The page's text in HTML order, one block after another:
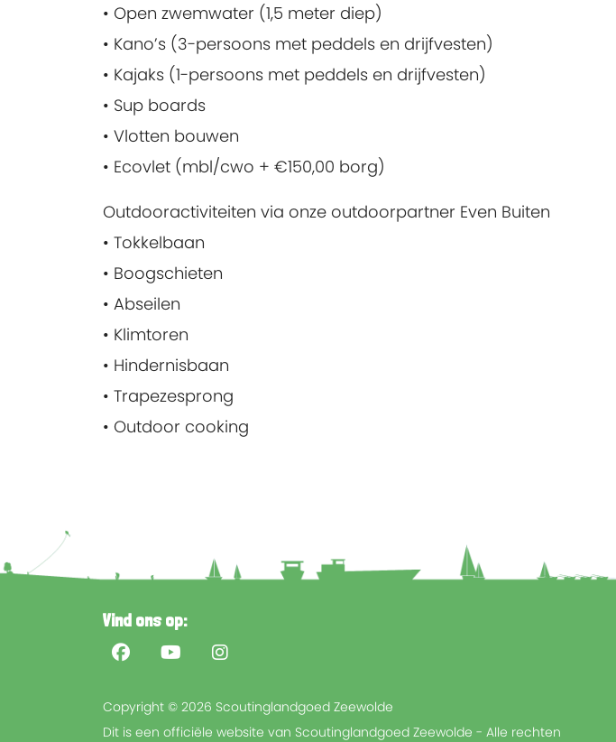
• Open zwemwater (1,5 meter diep)
• Kano’s (3-persoons met peddels en drijfvesten)
• Kajaks (1-persoons met peddels en drijfvesten)
• Sup boards
• Vlotten bouwen
• Ecovlet (mbl/cwo + €150,00 borg)
Outdooractiviteiten via onze outdoorpartner Even Buiten
• Tokkelbaan
• Boogschieten
• Abseilen
• Klimtoren
• Hindernisbaan
• Trapezesprong
• Outdoor cooking
Vind ons op:
Copyright © 2026 Scoutinglandgoed Zeewolde
Dit is een officiële website van Scoutinglandgoed Zeewolde - Alle rechten